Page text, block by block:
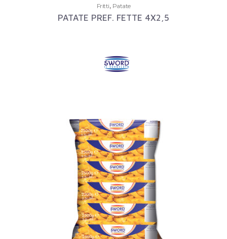
Fritti, Patate
PATATE PREF. FETTE 4X2,5